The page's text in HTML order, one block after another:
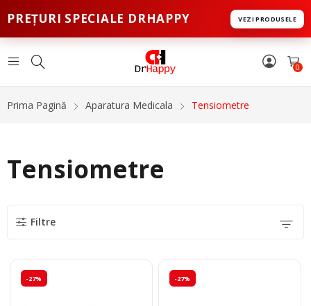
PREȚURI SPECIALE DRHAPPY VEZI PRODUSELE
0
Prima Pagină Aparatura Medicala Tensiometre
Tensiometre
Filtre
-27% -27%